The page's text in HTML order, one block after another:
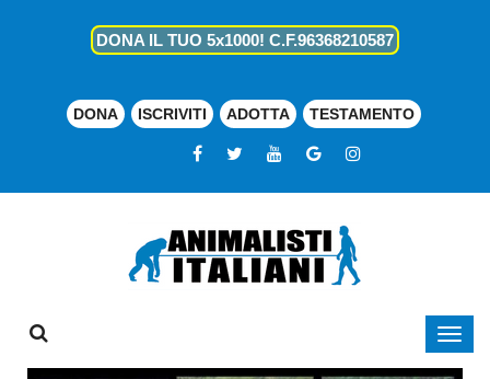
DONA IL TUO 5x1000! C.F.96368210587
DONA ISCRIVITI ADOTTA TESTAMENTO